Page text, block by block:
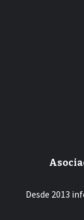
Desde 2013